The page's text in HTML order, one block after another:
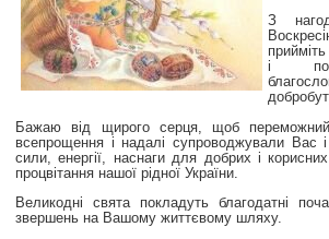
З
і
Бажаю від щирого серця, щоб переможний
всепрощення і надалі супроводжували Вас
сили, енергії, наснаги для добрих і
процвітання нашої рідної України.
Великодні свята покладуть благодатні
звершень на Вашому життєвому шляху.